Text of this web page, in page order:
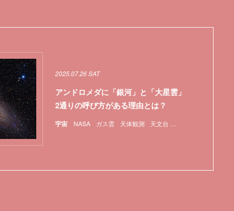
宇宙 NASA ガス雲 天体観測 天文台
2025.07.26 SAT
アンドロメダに「銀河」と「大星雲」
2通りの呼び方がある理由とは？